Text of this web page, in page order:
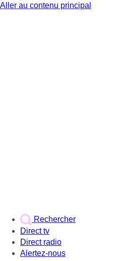
Aller au contenu principal
Rechercher
Direct tv
Direct radio
Alertez-nous